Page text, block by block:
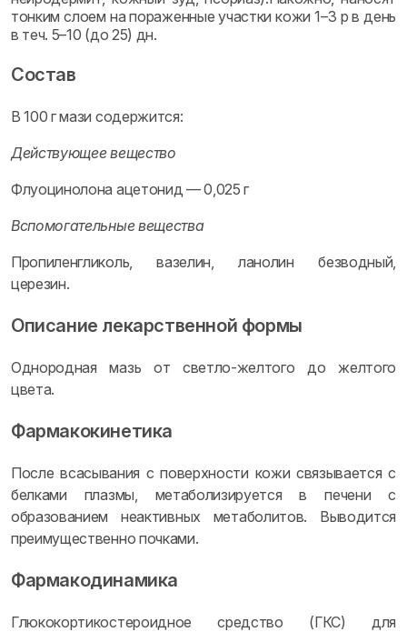
тонким слоем на пораженные участки кожи 1–3 р в день
в теч. 5–10 (до 25) дн.
Состав
В 100 г мази содержится:
Действующее вещество
Флуоцинолона ацетонид — 0,025 г
Вспомогательные вещества
Пропиленгликоль, вазелин, ланолин безводный,
церезин.
Описание лекарственной формы
Однородная мазь от светло-желтого до желтого
цвета.
Фармакокинетика
После всасывания с поверхности кожи связывается с
белками плазмы, метаболизируется в печени с
образованием неактивных метаболитов. Выводится
преимущественно почками.
Фармакодинамика
Глюкокортикостероидное средство (ГКС) для